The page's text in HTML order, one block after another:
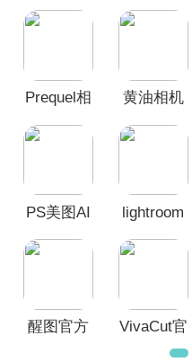
与
兴
Prequel相
方中文版
黄油相机
PS美图AI
lightroom
手机版
醒图官方
VivaCut官